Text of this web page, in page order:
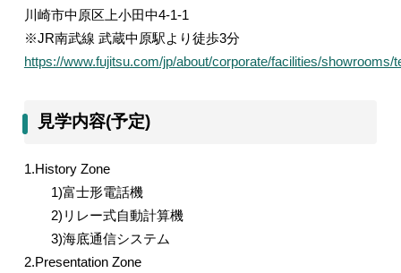
川崎市中原区上小田中4-1-1
※JR南武線 武蔵中原駅より徒歩3分
https://www.fujitsu.com/jp/about/corporate/facilities/showrooms/
見学内容(予定)
1.History Zone
1)富士形電話機
2) リレー式自動計算機
3)海底通信システム
2.Presentation Zone